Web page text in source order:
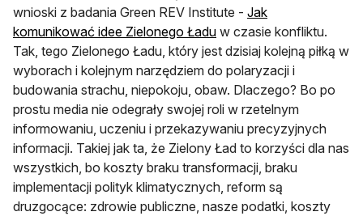
wnioski z badania Green REV Institute - Jak
komunikować idee Zielonego Ładuotwiera się w nowej
w czasie konfliktu.
Tak, tego Zielonego Ładu, który jest dzisiaj kolejną piłką w
wyborach i kolejnym narzędziem do polaryzacji i
budowania strachu, niepokoju, obaw. Dlaczego? Bo po
prostu media nie odegrały swojej roli w rzetelnym
informowaniu, uczeniu i przekazywaniu precyzyjnych
informacji. Takiej jak ta, że Zielony Ład to korzyści dla nas
wszystkich, bo koszty braku transformacji, braku
implementacji polityk klimatycznych, reform są
druzgocące: zdrowie publiczne, nasze podatki, koszty